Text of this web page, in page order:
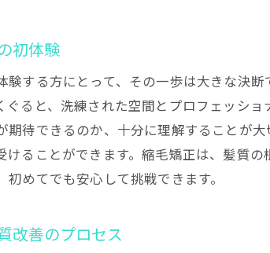
銀座サロンでしか味わ
最新設備と技術者の腕
銀座のサロンが提供す
縮毛矯正の進化をリアル
縮毛矯正で髪質改善銀座の高
髪質改善を叶える特別な
初体験
験する方にとって、その一歩は大きな決
ぐると、洗練された空間とプロフェッシ
期待できるのか、十分に理解することが
けることができます。縮毛矯正は、髪質
めてでも安心して挑戦できます。
改善のプロセス